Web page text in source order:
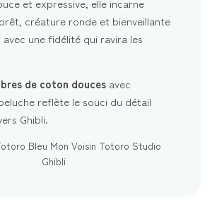
et expressive, elle incarne
créature ronde et bienveillante
une fidélité qui ravira les
de coton douces avec
reflète le souci du détail
Ghibli.